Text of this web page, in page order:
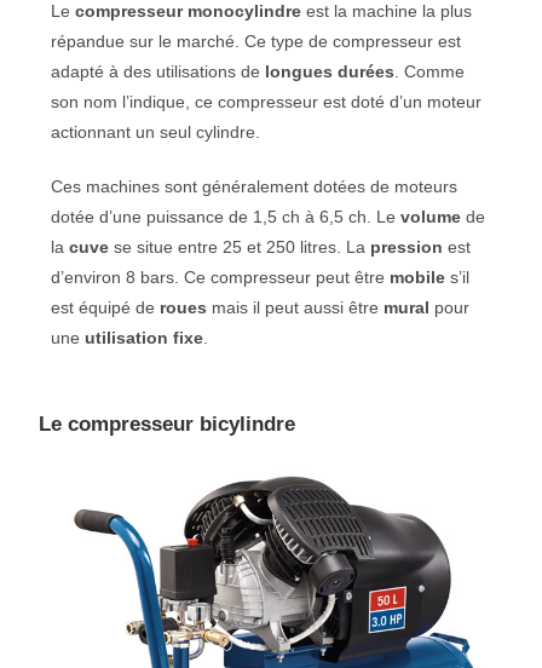
Lecompresseur monocylindre est la machine la plus
répandue sur le marché. Ce type de compresseur est
adapté à des utilisations de longues durées. Comme
son nom l’indique, ce compresseur est doté d’un moteur
actionnant un seul cylindre.
Ces machines sont généralement dotées de moteurs
dotée d’une puissance de 1,5 ch à 6,5 ch. Levolume de
lacuve se situe entre 25 et 250 litres. La pression est
d’environ 8 bars. Ce compresseur peut être mobile s’il
est équipé de roues mais il peut aussi être mural pour
une utilisation fixe.
Le compresseur bicylindre